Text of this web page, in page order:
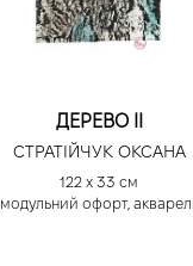
ДЕРЕВО ІІ
СТРАТІЙЧУК ОКСАНА
122 х 33 см
модульний офорт,